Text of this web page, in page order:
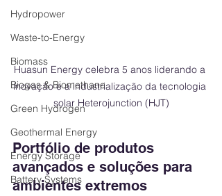
Hydropower
Waste-to-Energy
Biomass
Biogas & Biomethane
Green Hydrogen
Geothermal Energy
Energy Storage
Battery Systems
Huasun Energy celebra 5 anos liderando a
inovação e a industrialização da tecnologia
solar Heterojunction (HJT)
Portfólio de produtos
avançados e soluções para
ambientes extremos